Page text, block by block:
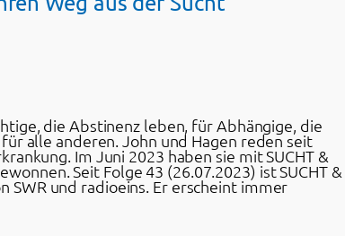
die Abstinenz leben, für Abhängige, die
alle anderen. John und Hagen reden seit
Im Juni 2023 haben sie mit SUCHT &
Seit Folge 43 (26.07.2023) ist SUCHT &
SWR und radioeins. Er erscheint immer